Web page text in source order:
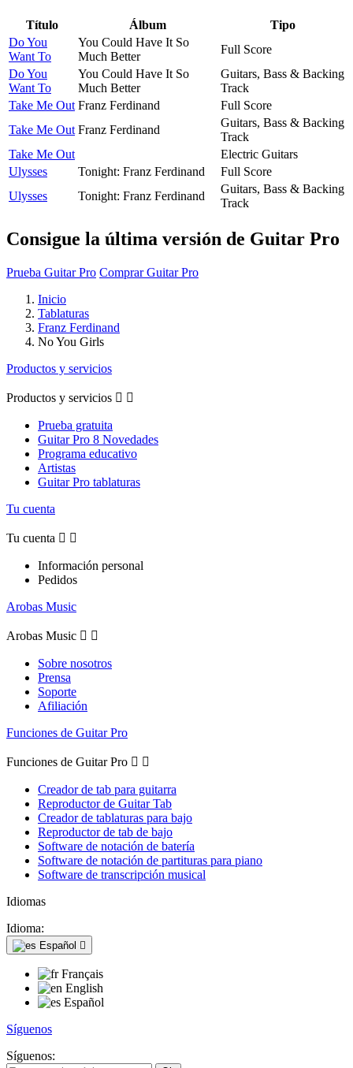
Título Álbum
Tipo
Do You
Want To
You Could Have It So
Much Better
Full Score
Do You
Want To
You Could Have It So
Much Better
Guitars, Bass & Backing
Track
Take Me Out Franz Ferdinand
Full Score
Take Me Out Franz Ferdinand
Guitars, Bass & Backing
Track
Take Me Out
Electric Guitars
Ulysses
Tonight: Franz Ferdinand
Full Score
Ulysses
Tonight: Franz Ferdinand
Guitars, Bass & Backing
Track
Consigue la última versión de Guitar Pro
Prueba Guitar Pro Comprar Guitar Pro
Inicio
Tablaturas
Franz Ferdinand
No You Girls
Productos y servicios
Productos y servicios  
Prueba gratuita
Guitar Pro 8 Novedades
Programa educativo
Artistas
Guitar Pro tablaturas
Tu cuenta
Tu cuenta  
Información personal
Pedidos
Arobas Music
Arobas Music  
Sobre nosotros
Prensa
Soporte
Afiliación
Funciones de Guitar Pro
Funciones de Guitar Pro  
Creador de tab para guitarra
Reproductor de Guitar Tab
Creador de tablaturas para bajo
Reproductor de tab de bajo
Software de notación de batería
Software de notación de partituras para piano
Software de transcripción musical
Idiomas
Idioma:
Español 
Français
English
Español
Síguenos
Síguenos: